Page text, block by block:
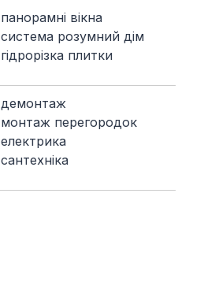
панорамні вікна
система розумний дім
гідрорізка плитки
демонтаж
монтаж перегородок
електрика
сантехніка